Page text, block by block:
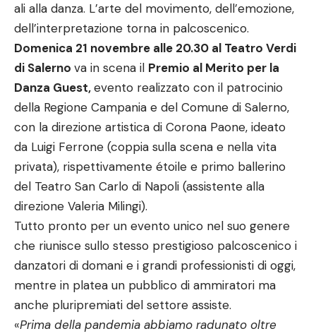
ali alla danza. L’arte del movimento, dell’emozione,
dell’interpretazione torna in palcoscenico.
Domenica 21 novembre alle 20.30 al Teatro Verdi
di Salerno va in scena il Premio al Merito per la
Danza Guest,evento realizzato con il patrocinio
della Regione Campania e del Comune di Salerno,
con la direzione artistica di Corona Paone, ideato
da Luigi Ferrone (coppia sulla scena e nella vita
privata), rispettivamente étoile e primo ballerino
del Teatro San Carlo di Napoli (assistente alla
direzione Valeria Milingi).
Tutto pronto per un evento unico nel suo genere
che riunisce sullo stesso prestigioso palcoscenico i
danzatori di domani e i grandi professionisti di oggi,
mentre in platea un pubblico di ammiratori ma
anche pluripremiati del settore assiste.
«Prima della pandemia abbiamo radunato oltre